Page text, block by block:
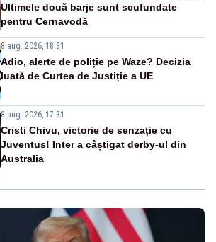
Ultimele două barje sunt scufundate
pentru Cernavodă
8 aug. 2026, 18:31
Adio, alerte de poliție pe Waze? Decizia
luată de Curtea de Justiție a UE
8 aug. 2026, 17:31
Cristi Chivu, victorie de senzație cu
Juventus! Inter a câștigat derby-ul din
Australia